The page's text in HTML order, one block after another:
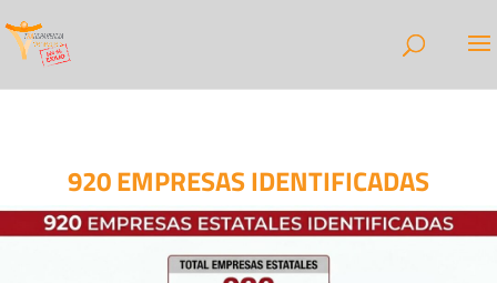
920 EMPRESAS IDENTIFICADAS